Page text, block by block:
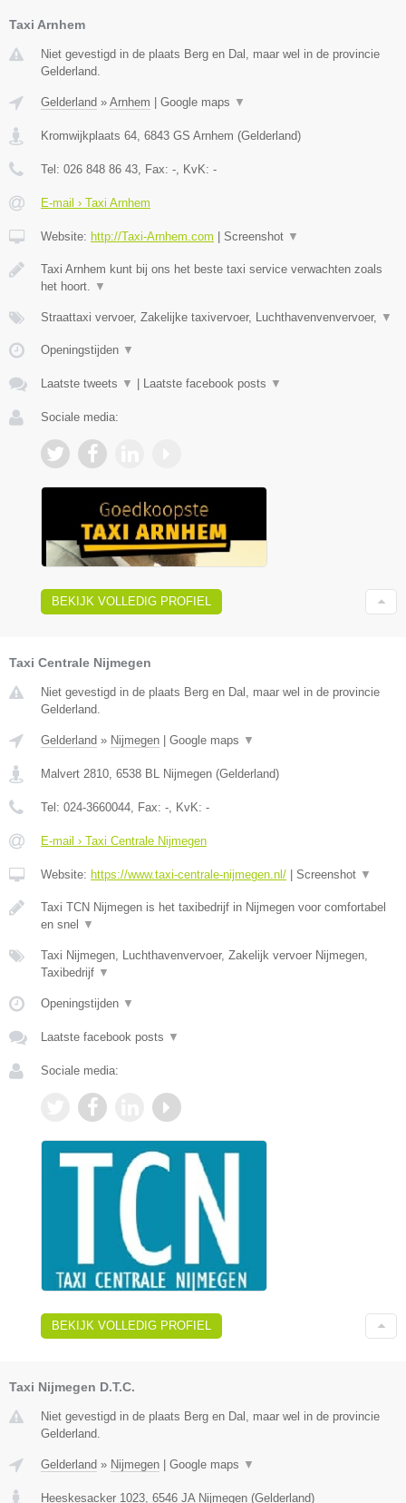
Taxi Arnhem
Niet gevestigd in de plaats Berg en Dal, maar wel in de provincie
Gelderland.
Gelderland » Arnhem Google maps ▼
Kromwijkplaats 64, 6843 GS Arnhem (Gelderland)
Tel: 026 848 86 43, Fax: -, KvK: -
E-mail › Taxi Arnhem
Website: http://Taxi-Arnhem.com Screenshot ▼
Taxi Arnhem kunt bij ons het beste taxi service verwachten zoals
het hoort. ▼
Straattaxi vervoer, Zakelijke taxivervoer, Luchthavenvenvervoer, ▼
Openingstijden ▼
Laatste tweets ▼ Laatste facebook posts ▼
Sociale media:
BEKIJK VOLLEDIG PROFIEL
Taxi Centrale Nijmegen
Niet gevestigd in de plaats Berg en Dal, maar wel in de provincie
Gelderland.
Gelderland » Nijmegen Google maps ▼
Malvert 2810, 6538 BL Nijmegen (Gelderland)
Tel: 024-3660044, Fax: -, KvK: -
E-mail › Taxi Centrale Nijmegen
Website: https://www.taxi-centrale-nijmegen.nl/ Screenshot ▼
Taxi TCN Nijmegen is het taxibedrijf in Nijmegen voor comfortabel
en snel
▼
Taxi Nijmegen, Luchthavenvervoer, Zakelijk vervoer Nijmegen,
Taxibedrijf ▼
Openingstijden ▼
Laatste facebook posts ▼
Sociale media:
BEKIJK VOLLEDIG PROFIEL
Taxi Nijmegen D.T.C.
Niet gevestigd in de plaats Berg en Dal, maar wel in de provincie
Gelderland.
Gelderland » Nijmegen Google maps ▼
Heeskesacker 1023, 6546 JA Nijmegen (Gelderland)